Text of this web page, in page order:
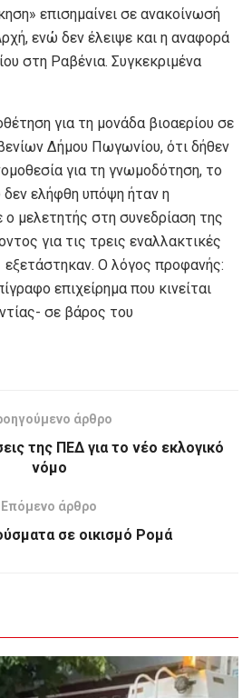
επισημαίνει σε ανακοίνωσή
ενώ δεν έλειψε και η αναφορά
στη Ραβένια. Συγκεκριμένα
για τη μονάδα βιοαερίου σε
Δήμου Πωγωνίου, ότι δήθεν
για τη γνωμοδότηση, το
ελήφθη υπόψη ήταν η
μελετητής στη συνεδρίαση της
για τις τρεις εναλλακτικές
Ο λόγος προφανής:
επιχείρημα που κινείται
σε βάρος του
άρθρο
της ΠΕΔ για το νέο εκλογικό
νόμο
Επόμενο άρθρο
σε οικισμό Ρομά